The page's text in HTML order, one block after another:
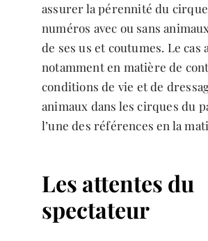
assurer la pérennité du
numéros avec ou sans
de ses us et coutumes. Le cas
notamment en matière de
conditions de vie et de
animaux dans les cirques du
l’une des références en la
Les attentes du
spectateur